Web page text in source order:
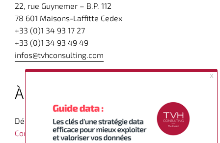
22, rue Guynemer – B.P. 112
78 601 Maisons-Laffitte Cedex
+33 (0)1 34 93 17 27
+33 (0)1 34 93 49 49
infos@tvhconsulting.com
À propos
Découvrez d’autres articles expert sur
le blog de TVH
Consulting dédié à la Business Intelligence